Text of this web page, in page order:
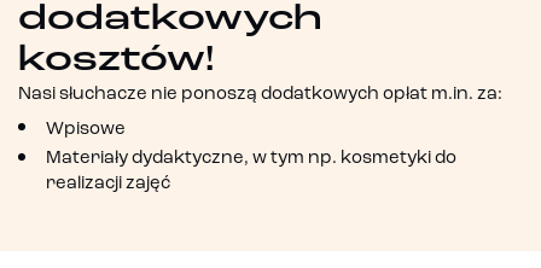
dodatkowych
kosztów!
Nasi słuchacze nie ponoszą dodatkowych opłat m.in. za:
Wpisowe
Materiały dydaktyczne, w tym np. kosmetyki do
realizacji zajęć